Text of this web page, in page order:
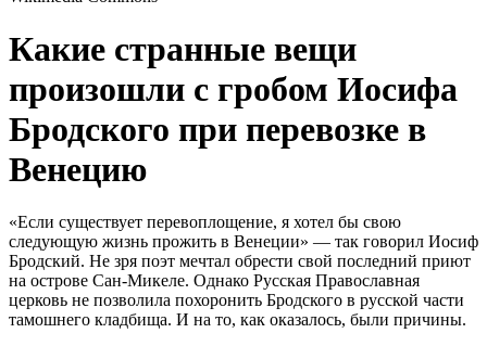
Какие странные вещи
произошли с гробом Иосифа
Бродского при перевозке в
Венецию
«Если существует перевоплощение, я хотел бы свою
следующую жизнь прожить в Венеции» — так говорил Иосиф
Бродский. Не зря поэт мечтал обрести свой последний приют
на острове Сан-Микеле. Однако Русская Православная
церковь не позволила похоронить Бродского в русской части
тамошнего кладбища. И на то, как оказалось, были причины.